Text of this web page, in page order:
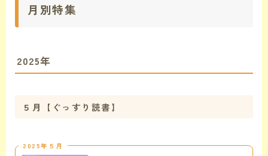
月別特集
2025年
５月【ぐっすり読書】
2025年５月